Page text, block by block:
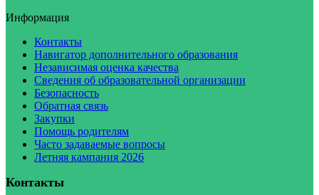
Информация
Контакты
Навигатор дополнительного образования
Независимая оценка качества
Сведения об образовательной организации
Безопасность
Обратная связь
Закупки
Помощь родителям
Часто задаваемые вопросы
Летняя кампания 2026
Контакты